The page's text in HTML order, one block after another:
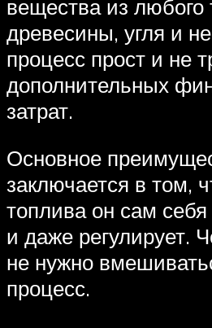
вещества из любого
древесины, угля и
процесс прост и не
дополнительных
затрат.
Основное
заключается в том,
топлива он сам
и даже регулирует.
не нужно
процесс.